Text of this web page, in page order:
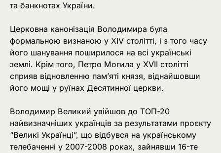
та банкнотах України.
Церковна канонізація Володимира була
формальною визнаною у XIV столітті, і з того часу
його шанування поширилося на всі українські
землі. Крім того, Петро Могила у XVII столітті
сприяв відновленню пам’яті князя, віднайшовши
його мощі у руїнах Десятинної церкви.
Володимир Великий увійшов до ТОП-20
найвизначніших українців за результатами проєкту
“Великі Українці”, що відбувся на українському
телебаченні у 2007-2008 роках, зайнявши 16-те